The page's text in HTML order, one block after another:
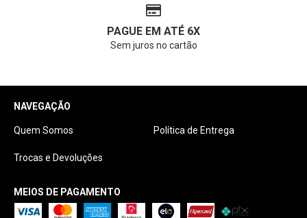
PAGUE EM ATÉ 6X
Sem juros no cartão
NAVEGAÇÃO
Quem Somos Política de Entrega
Trocas e Devoluções
MEIOS DE PAGAMENTO